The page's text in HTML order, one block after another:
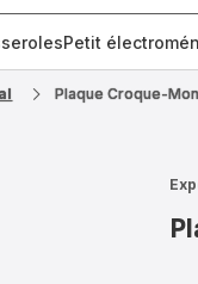
Petit
Plaque Croque-